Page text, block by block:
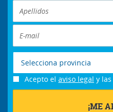
Selecciona provincia
Acepto el aviso legal y las